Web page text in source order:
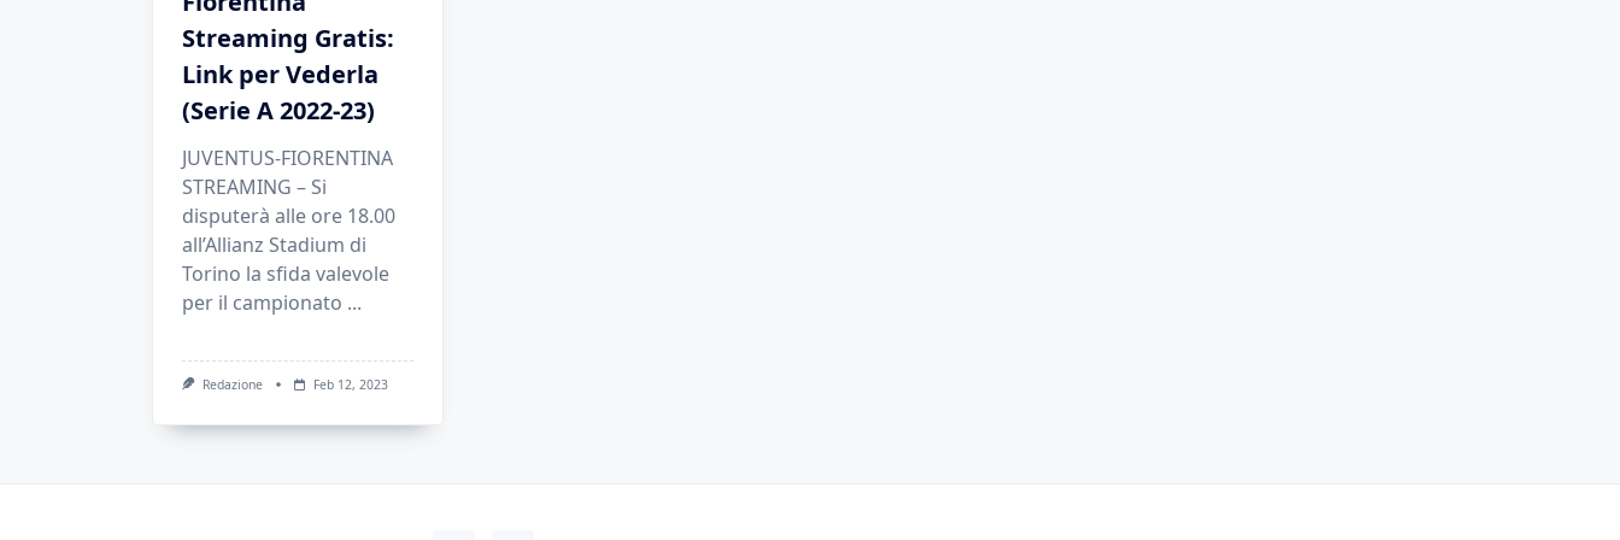
Streaming Gratis:
Link per Vederla
(Serie A 2022-23)
JUVENTUS-FIORENTINA
STREAMING – Si
disputerà alle ore 18.00
all’Allianz Stadium di
Torino la sfida valevole
per il campionato ...
Redazione Feb 12, 2023